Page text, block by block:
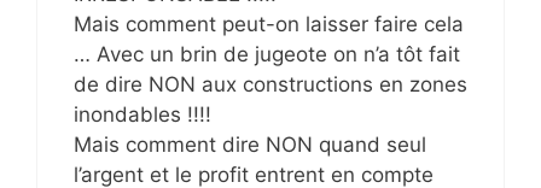
Mais comment peut-on laisser faire cela
… Avec un brin de jugeote on n’a tôt fait
de dire NON aux constructions en zones
inondables !!!!
Mais comment dire NON quand seul
l’argent et le profit entrent en compte